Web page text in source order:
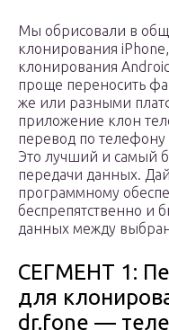
Мы обрисовали в
клонирования
клонирования
проще переносить
же или разными
приложение клон
перевод по
Это лучший и самый
передачи данных.
программному
беспрепятственно и
данных между
СЕГМЕНТ 1:
для
dr.fone —